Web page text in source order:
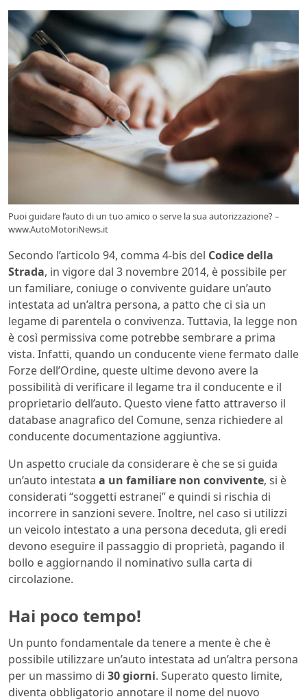
Puoi guidare l’auto di un tuo amico o serve la sua autorizzazione? –
www.AutoMotoriNews.it
Secondo l’articolo 94, comma 4-bis del Codice della
Strada, in vigore dal 3 novembre 2014, è possibile per
un familiare, coniuge o convivente guidare un’auto
intestata ad un’altra persona, a patto che ci sia un
legame di parentela o convivenza. Tuttavia, la legge non
è così permissiva come potrebbe sembrare a prima
vista. Infatti, quando un conducente viene fermato dalle
Forze dell’Ordine, queste ultime devono avere la
possibilità di verificare il legame tra il conducente e il
proprietario dell’auto. Questo viene fatto attraverso il
database anagrafico del Comune, senza richiedere al
conducente documentazione aggiuntiva.
Un aspetto cruciale da considerare è che se si guida
un’auto intestata a un familiare non convivente, si è
considerati “soggetti estranei” e quindi si rischia di
incorrere in sanzioni severe. Inoltre, nel caso si utilizzi
un veicolo intestato a una persona deceduta, gli eredi
devono eseguire il passaggio di proprietà, pagando il
bollo e aggiornando il nominativo sulla carta di
circolazione.
Hai poco tempo!
Un punto fondamentale da tenere a mente è che è
possibile utilizzare un’auto intestata ad un’altra persona
per un massimo di 30 giorni. Superato questo limite,
diventa obbligatorio annotare il nome del nuovo